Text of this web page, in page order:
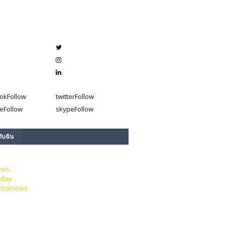
Follow twitterFollow
Follow skypeFollow
บฉัน